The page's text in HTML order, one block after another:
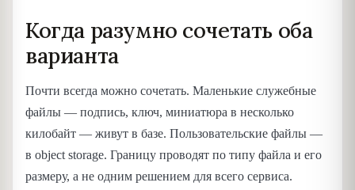
Когда разумно сочетать оба
варианта
Почти всегда можно сочетать. Маленькие служебные
файлы — подпись, ключ, миниатюра в несколько
килобайт — живут в базе. Пользовательские файлы —
в object storage. Границу проводят по типу файла и его
размеру, а не одним решением для всего сервиса.